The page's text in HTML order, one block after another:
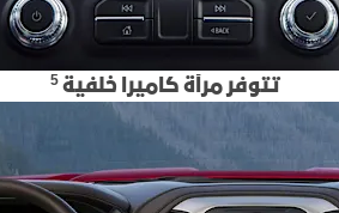
تتوفر مرآة كاميرا خلفية5